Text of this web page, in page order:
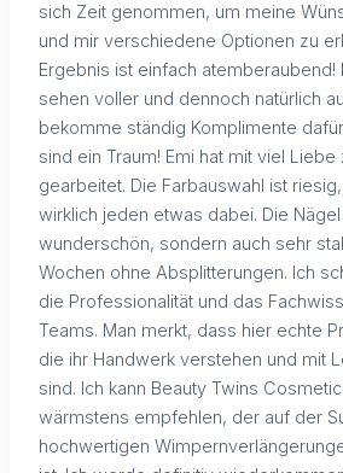
sich Zeit genommen, um meine
und mir verschiedene Optionen zu
Ergebnis ist einfach atemberaubend!
sehen voller und dennoch natürlich
bekomme ständig Komplimente
sind ein Traum! Emi hat mit viel Liebe
gearbeitet. Die Farbauswahl ist
wirklich jeden etwas dabei. Die
wunderschön, sondern auch sehr
Wochen ohne Absplitterungen. Ich
die Professionalität und das
Teams. Man merkt, dass hier echte
die ihr Handwerk verstehen und mit
sind. Ich kann Beauty Twins
wärmstens empfehlen, der auf der
hochwertigen